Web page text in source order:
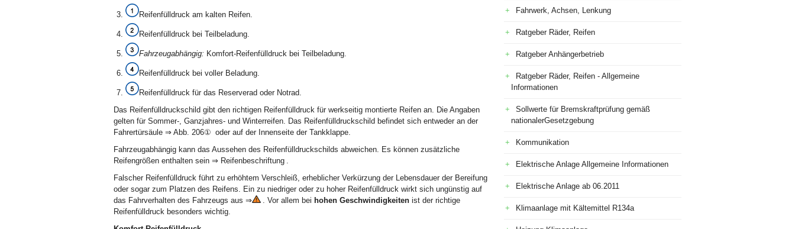
Reifenfülldruck am kalten Reifen.
Reifenfülldruck bei Teilbeladung.
Fahrzeugabhängig: Komfort-Reifenfülldruck bei Teilbeladung.
Reifenfülldruck bei voller Beladung.
Reifenfülldruck für das Reserverad oder Notrad.
Das Reifenfülldruckschild gibt den richtigen Reifenfülldruck für werkseitig montierte Reifen an. Die Angaben
gelten für Sommer-, Ganzjahres- und Winterreifen. Das Reifenfülldruckschild befindet sich entweder an der
Fahrertürsäule ⇒ Abb. 206① oder auf der Innenseite der Tankklappe.
Fahrzeugabhängig kann das Aussehen des Reifenfülldruckschilds abweichen. Es können zusätzliche
Reifengrößen enthalten sein ⇒ Reifenbeschriftung .
Falscher Reifenfülldruck führt zu erhöhtem Verschleiß, erheblicher Verkürzung der Lebensdauer der Bereifung
oder sogar zum Platzen des Reifens. Ein zu niedriger oder zu hoher Reifenfülldruck wirkt sich ungünstig auf
das Fahrverhalten des Fahrzeugs aus ⇒
. Vor allem bei hohen Geschwindigkeiten ist der richtige
Reifenfülldruck besonders wichtig.
Fahrwerk, Achsen, Lenkung
Ratgeber Räder, Reifen
Ratgeber Anhängerbetrieb
Ratgeber Räder, Reifen - Allgemeine
Informationen
Sollwerte für Bremskraftprüfung gemäß
nationalerGesetzgebung
Kommunikation
Elektrische Anlage Allgemeine Informationen
Elektrische Anlage ab 06.2011
Klimaanlage mit Kältemittel R134a